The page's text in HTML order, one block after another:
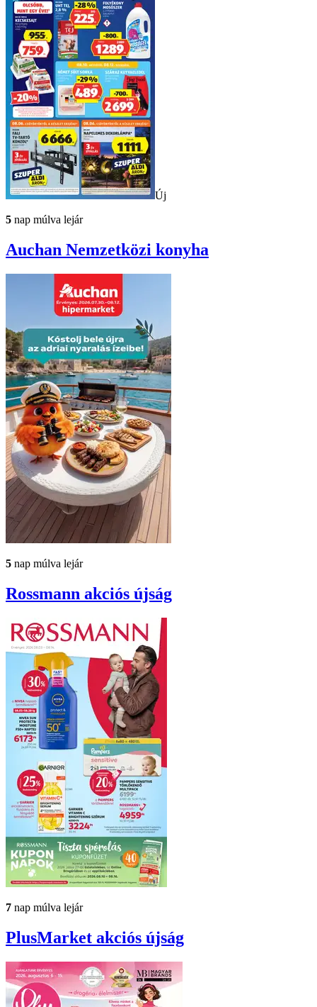
Új
5 nap múlva lejár
Auchan Nemzetközi konyha
5 nap múlva lejár
Rossmann akciós újság
7 nap múlva lejár
PlusMarket akciós újság